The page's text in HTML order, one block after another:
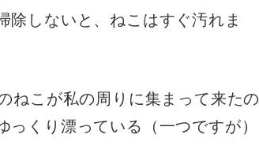
除しないと、ねこはすぐ汚れま
ねこが私の周りに集まって来たの
くり漂っている（一つですが）